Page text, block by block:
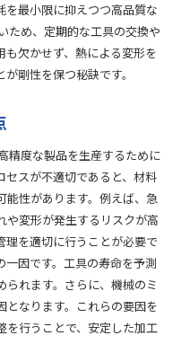
工法
プロセス
製品
の具体的な技術
ツール選定
入
工と熱処理のポイント
備
最小限に抑えつつ高品質な
ため、定期的な工具の交換や
欠かせず、熱による変形を
剛性を保つ秘訣です。
精度な製品を生産するために
スが不適切であると、材料
能性があります。例えば、急
や変形が発生するリスクが高
理を適切に行うことが必要で
因です。工具の寿命を予測
れます。さらに、機械のミ
なります。これらの要因を
行うことで、安定した加工